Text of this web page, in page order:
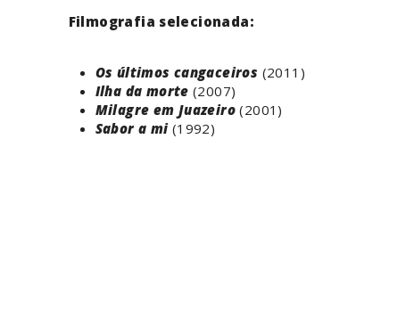
Filmografia selecionada:
Os últimos cangaceiros (2011)
Ilha da morte (2007)
Milagre em Juazeiro (2001)
Sabor a mi(1992)